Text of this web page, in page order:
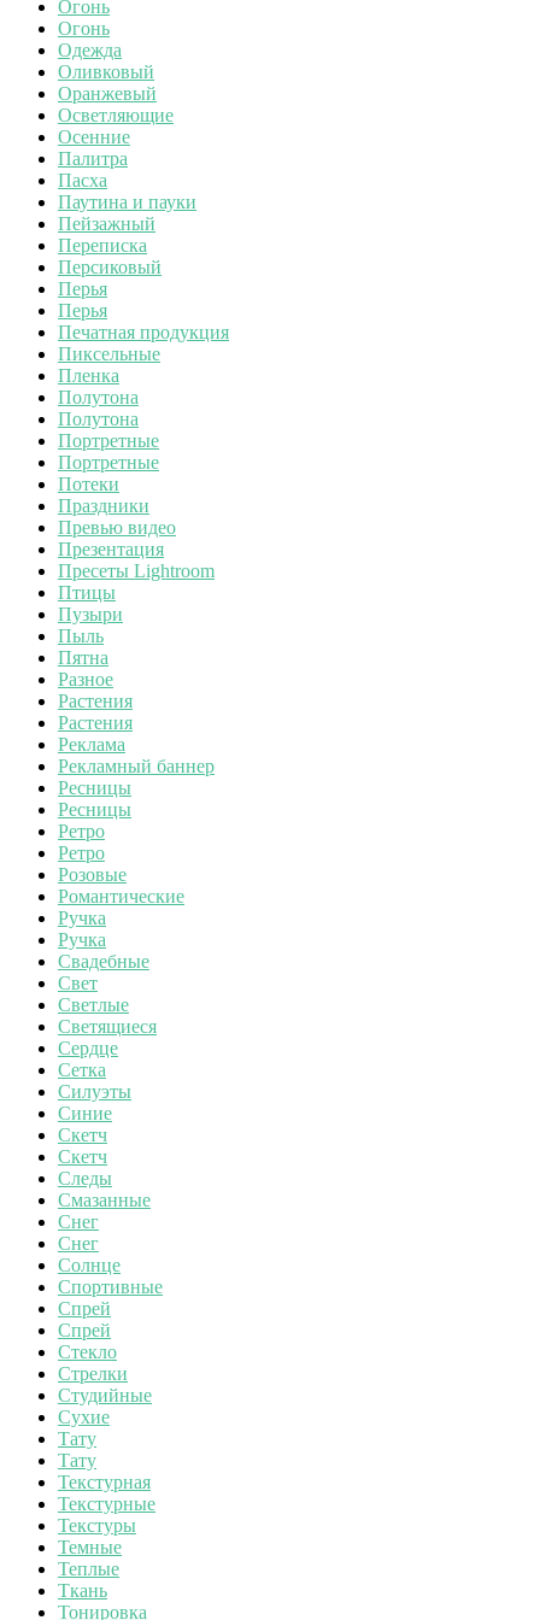
Огонь
Огонь
Одежда
Оливковый
Оранжевый
Осветляющие
Осенние
Палитра
Пасха
Паутина и пауки
Пейзажный
Переписка
Персиковый
Перья
Перья
Печатная продукция
Пиксельные
Пленка
Полутона
Полутона
Портретные
Портретные
Потеки
Праздники
Превью видео
Презентация
Пресеты Lightroom
Птицы
Пузыри
Пыль
Пятна
Разное
Растения
Растения
Реклама
Рекламный баннер
Ресницы
Ресницы
Ретро
Ретро
Розовые
Романтические
Ручка
Ручка
Свадебные
Свет
Светлые
Светящиеся
Сердце
Сетка
Силуэты
Синие
Скетч
Скетч
Следы
Смазанные
Снег
Снег
Солнце
Спортивные
Спрей
Спрей
Стекло
Стрелки
Студийные
Сухие
Тату
Тату
Текстурная
Текстурные
Текстуры
Темные
Теплые
Ткань
Тонировка